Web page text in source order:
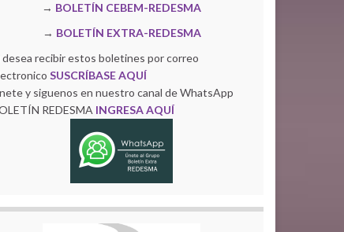
→ BOLETÍN CEBEM-REDESMA
→ BOLETÍN EXTRA-REDESMA
desea recibir estos boletines por correo
SUSCRÍBASE AQUÍ
y siguenos en nuestro canal de WhatsApp
REDESMA INGRESA AQUÍ